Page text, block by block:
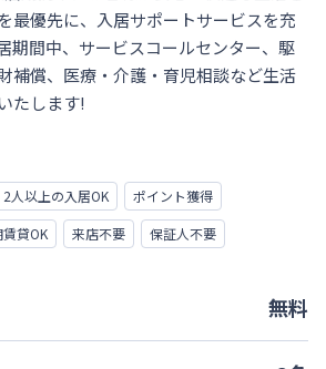
最優先に、入居サポートサービスを充
期間中、サービスコールセンター、駆
補償、医療・介護・育児相談など生活
たします!
2人以上の入居OK
ポイント獲得
貸OK 来店不要 保証人不要
無料